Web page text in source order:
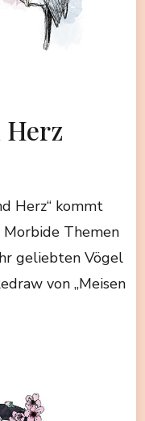
Herz
Herz“ kommt
Themen
geliebten Vögel
von „Meisen